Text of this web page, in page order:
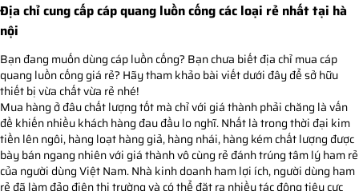
Địa chỉ cung cấp cáp quang luồn cống các loại rẻ nhất tại hà
nội
Bạn đang muốn dùng cáp luồn cống? Bạn chưa biết địa chỉ mua cáp
quang luồn cống giá rẻ? Hãy tham khảo bài viết dưới đây để sở hữu
thiết bị vừa chất vừa rẻ nhé!
Mua hàng ở đâu chất lượng tốt mà chỉ với giá thành phải chăng là vấn
đề khiến nhiều khách hàng đau đầu lo nghĩ. Nhất là trong thời đại kim
tiền lên ngôi, hàng loạt hàng giả, hàng nhái, hàng kém chất lượng được
bày bán ngang nhiên với giá thành vô cùng rẻ đánh trúng tâm lý ham rẻ
của người dùng Việt Nam. Nhà kinh doanh ham lợi ích, người dùng ham
rẻ đã làm đảo điên thị trường và có thể đặt ra nhiều tác động tiêu cực